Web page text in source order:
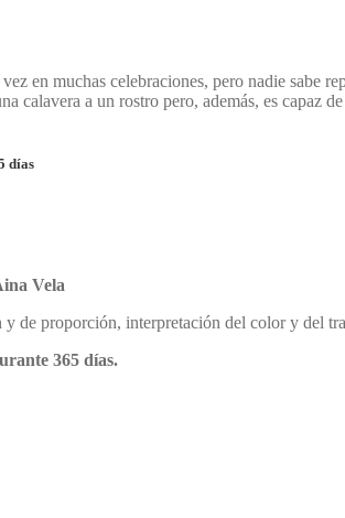
en muchas celebraciones, pero nadie sabe
calavera a un rostro pero, además, es
días
Vela
de proporción, interpretación del color y del
365 días.